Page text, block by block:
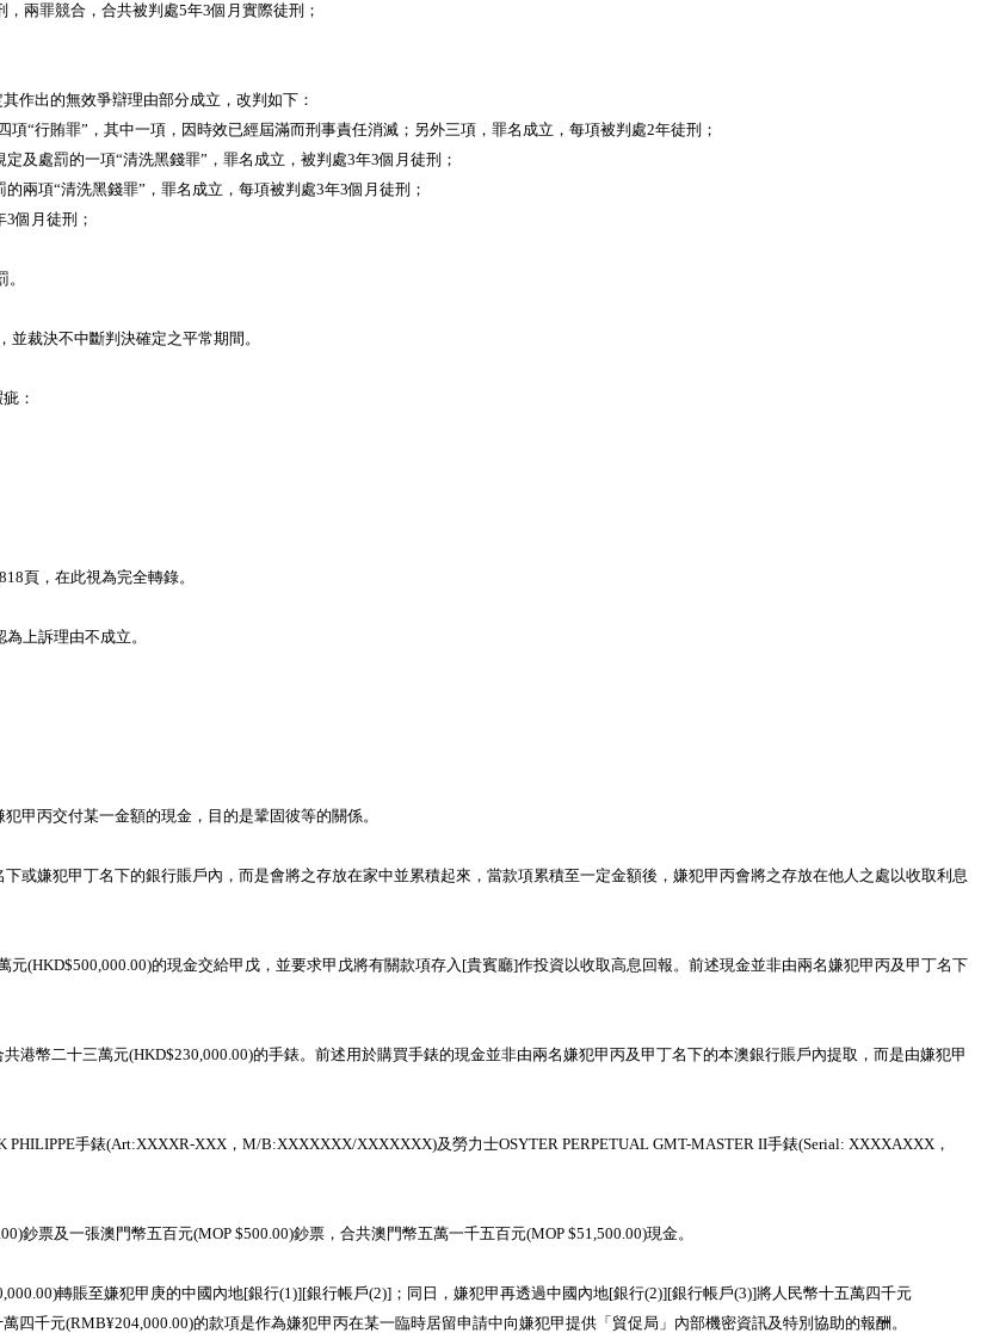
兩罪競合，合共被判處5年3個月實際徒刑；
作出的無效爭辯理由部分成立，改判如下：
“行賄罪”，其中一項，因時效已經屆滿而刑事責任消滅；另外三項，罪名成立，每項被判處2年徒刑；
及處罰的一項“清洗黑錢罪”，罪名成立，被判處3年3個月徒刑；
兩項“清洗黑錢罪”，罪名成立，每項被判處3年3個月徒刑；
個月徒刑；
裁決不中斷判決確定之平常期間。
：
頁，在此視為完全轉錄。
上訴理由不成立。
丙交付某一金額的現金，目的是鞏固彼等的關係。
嫌犯甲丁名下的銀行賬戶內，而是會將之存放在家中並累積起來，當款項累積至一定金額後，嫌犯甲丙會將之存放在他人之處以收取利息
的現金交給甲戊，並要求甲戊將有關款項存入[貴賓廳]作投資以收取高息回報。前述現金並非由兩名嫌犯甲丙及甲丁名下
幣二十三萬元(HKD$230,000.00)的手錶。前述用於購買手錶的現金並非由兩名嫌犯甲丙及甲丁名下的本澳銀行賬戶內提取，而是由嫌犯甲
手錶(Art:XXXXR-XXX，M/B:XXXXXXX/XXXXXXX)及勞力士OSYTER PERPETUAL GMT-MASTER II手錶(Serial: XXXXAXXX，
票及一張澳門幣五百元(MOP $500.00)鈔票，合共澳門幣五萬一千五百元(MOP $51,500.00)現金。
轉賬至嫌犯甲庚的中國內地[銀行(1)][銀行帳戶(2)]；同日，嫌犯甲再透過中國內地[銀行(2)][銀行帳戶(3)]將人民幣十五萬四千元
千元(RMB¥204,000.00)的款項是作為嫌犯甲丙在某一臨時居留申請中向嫌犯甲提供「貿促局」內部機密資訊及特別協助的報酬。